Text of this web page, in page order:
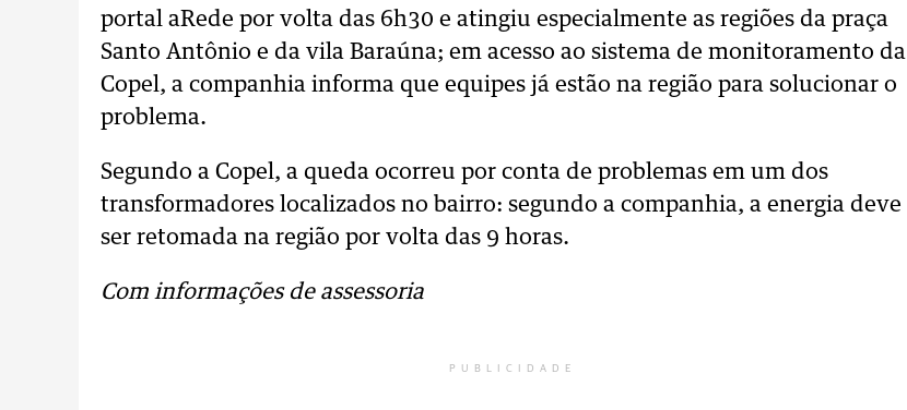
portal aRede por volta das 6h30 e atingiu especialmente as regiões da praça
Santo Antônio e da vila Baraúna; em acesso ao sistema de monitoramento da
Copel, a companhia informa que equipes já estão na região para solucionar o
problema.
Segundo a Copel, a queda ocorreu por conta de problemas em um dos
transformadores localizados no bairro: segundo a companhia, a energia deve
ser retomada na região por volta das 9 horas.
Com informações de assessoria
PUBLICIDADE